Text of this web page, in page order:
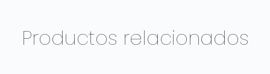
Productos relacionados